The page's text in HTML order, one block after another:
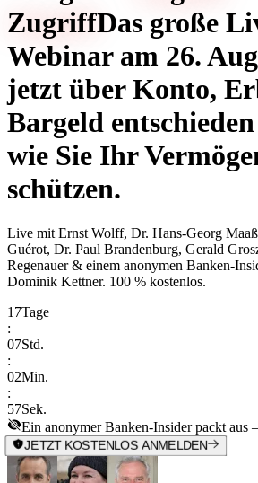
ZugriffDas große
Webinar am 26.
jetzt über Konto,
Bargeld
wie Sie Ihr
schützen.
Live mit Ernst Wolff, Dr. Hans-Georg
Guérot, Dr. Paul Brandenburg, Gerald
Regenauer & einem anonymen Banken-
Dominik Kettner. 100 % kostenlos.
17Tage
:
07Std.
:
02Min.
:
57Sek.
Ein anonymer Banken-Insider packt aus
JETZT KOSTENLOS ANMELDEN